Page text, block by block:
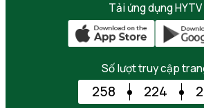
Tải ứng dụng HYTV
Số lượt truy cập
258 224